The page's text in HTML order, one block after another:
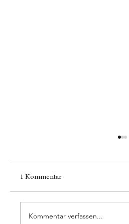
1 Kommentar
Kommentar verfassen...